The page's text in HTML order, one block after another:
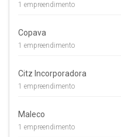
1 empreendimento
Copava
1 empreendimento
Citz Incorporadora
1 empreendimento
Maleco
1 empreendimento